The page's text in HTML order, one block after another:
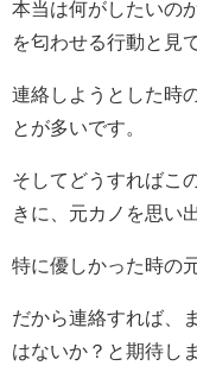
本当は何がしたいの
を匂わせる行動と見
連絡しようとした時
とが多いです。
そしてどうすればこ
きに、元カノを思い
特に優しかった時の
だから連絡すれば、
はないか？と期待し